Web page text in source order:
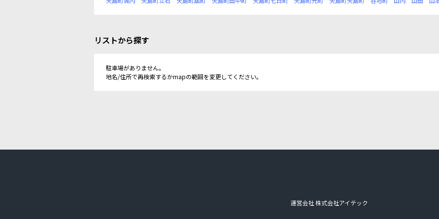
リストから探す
駐車場がありません。
地名/住所で再検索するかmapの範囲を変更してください。
運営会社 株式会社アイテック